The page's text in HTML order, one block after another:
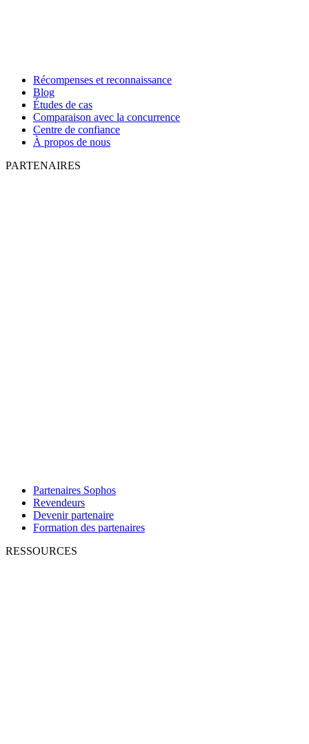
Récompenses et reconnaissance
Blog
Études de cas
Comparaison avec la concurrence
Centre de confiance
À propos de nous
PARTENAIRES
Partenaires Sophos
Revendeurs
Devenir partenaire
Formation des partenaires
RESSOURCES